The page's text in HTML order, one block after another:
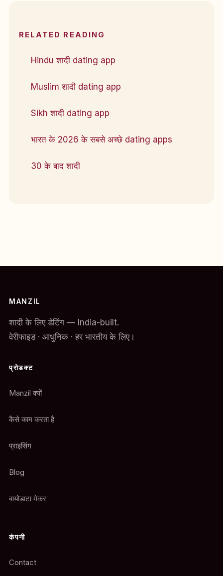
RELATED READING
Hindu शादी dating app
Muslim शादी dating app
Sikh शादी dating app
भारत के 2026 के सबसे अच्छे dating apps
30 के बाद शादी
MANZIL
शादी के लिए डेटिंग — India-built.
वेरीफाइड · आधुनिक · हर भारतीय के लिए।
प्रोडक्ट
Manzil क्यों
कैसे काम करता है
प्राइसिंग
Blog
बायोडाटा मेकर
कंपनी
Contact